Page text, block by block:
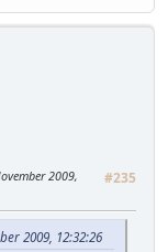
#235
2009,
2009, 12:32:26